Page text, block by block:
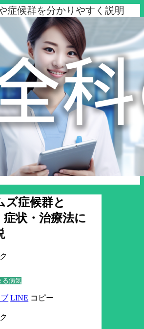
症候群を分かりやすく説明
ズ症候群と
症状・治療法に
る病気
LINE コピー